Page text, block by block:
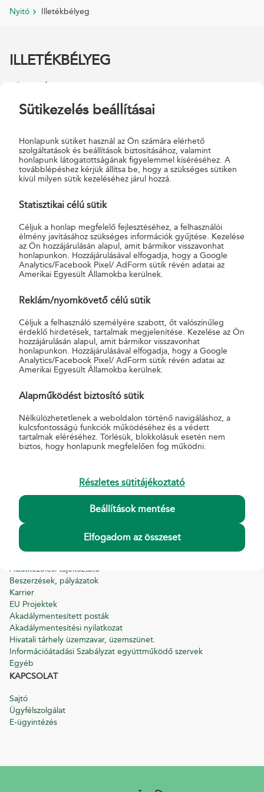
Nyitó Illetékbélyeg
ILLETÉKBÉLYEG
AZ ILLETÉKBÉLYEGEK FORGALMAZÁSÁNAK MEGSZŰNÉSÉRŐL
és elfogadása 2024. január 1-jével megszűnt, ezen időponttól
nem róható le ilyen formában az eljárási illeték.
A fel nem használt illetékbélyegek értékének visszatérítése – az
mellett – az ügyfél lakóhelye (székhelye) szerint illetékes állami
Az eljárási illetékek megfizetésének módjairól az illetékekről szóló
1990. évi XCIII. törvény rendelkezik, a fizetési lehetőségekről az
ügyben illetékes, illetve eljáró hatóságnál, bíróságnál
Sütikezelés beállításai
Honlapunk sütiket használ az Ön számára elérhető
szolgáltatások és beállítások biztosításához, valamint
honlapunk látogatottságának figyelemmel kíséréséhez. A
továbblépéshez kérjük állítsa be, hogy a szükséges sütiken
kívül milyen sütik kezeléséhez járul hozzá.
Statisztikai célú sütik
Céljuk a honlap megfelelő fejlesztéséhez, a felhasználói
élmény javításához szükséges információk gyűjtése. Kezelése
az Ön hozzájárulásán alapul, amit bármikor visszavonhat
honlapunkon. Hozzájárulásával elfogadja, hogy a Google
Analytics/Facebook Pixel/ AdForm sütik révén adatai az
Amerikai Egyesült Államokba kerülnek.
Reklám/nyomkövető célú sütik
Céljuk a felhasználó személyére szabott, őt valószínűleg
érdeklő hirdetések, tartalmak megjelenítése. Kezelése az Ön
hozzájárulásán alapul, amit bármikor visszavonhat
honlapunkon. Hozzájárulásával elfogadja, hogy a Google
Analytics/Facebook Pixel/ AdForm sütik révén adatai az
Amerikai Egyesült Államokba kerülnek.
Alapműködést biztosító sütik
Nélkülözhetetlenek a weboldalon történő navigáláshoz, a
kulcsfontosságú funkciók működéséhez és a védett
tartalmak eléréséhez. Törlésük, blokkolásuk esetén nem
biztos, hogy honlapunk megfelelően fog működni.
Részletes sütitájékoztató
Beállítások mentése
Elfogadom az összeset
AKCIÓK
Mondjon igent, és nyerjen!
Biztosítási akciók
Lejárt akciók
HASZNOS
Általános Szerződési Feltételek
Nyomtatványminták
Pénzmosás-megelőzés
Pénzforgalmi, pénzügyi panaszkezelési szabályzat
Süti tájékoztató
Adatkezelési tájékoztató
Beszerzések, pályázatok
Karrier
EU Projektek
Akadálymentesített posták
Akadálymentesítési nyilatkozat
Hivatali tárhely üzemzavar, üzemszünet.
Információátadási Szabályzat együttműködő szervek
Egyéb
KAPCSOLAT
Sajtó
Ügyfélszolgálat
E-ügyintézés